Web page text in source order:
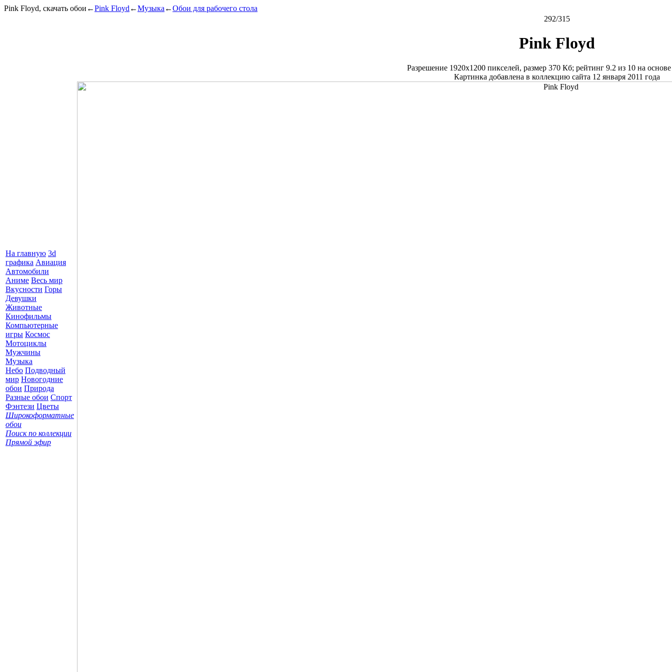
Pink Floyd, скачать обои ←Pink Floyd ←Музыка ←Обои для рабочего стола
На главную 3d
графика Авиация
Автомобили
Аниме Весь мир
Вкусности Горы
Девушки
Животные
Кинофильмы
Компьютерные
игры Космос
Мотоциклы
Мужчины
Музыка
Небо Подводный
мир Новогодние
обои Природа
Разные обои Спорт
Фэнтези Цветы
Широкоформатные
обои
Поиск по коллекции
Прямой эфир
292/315
Pink Floyd
Разрешение 1920x1200пикселей, размер 370 Кб; рейтинг 9.2 из 10на
Картинка добавлена в коллекцию сайта 12 января 2011 года